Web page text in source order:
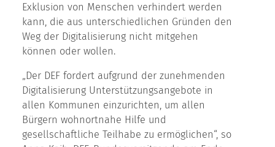
Exklusion von Menschen verhindert werden
kann, die aus unterschiedlichen Gründen den
Weg der Digitalisierung nicht mitgehen
können oder wollen.
„Der DEF fordert aufgrund der zunehmenden
Digitalisierung Unterstützungsangebote in
allen Kommunen einzurichten, um allen
Bürgern wohnortnahe Hilfe und
gesellschaftliche Teilhabe zu ermöglichen“, so